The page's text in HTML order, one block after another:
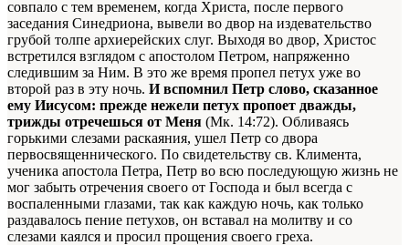
совпало с тем временем, когда Христа, после первого
заседания Синедриона, вывели во двор на издевательство
грубой толпе архиерейских слуг. Выходя во двор, Христос
встретился взглядом с апостолом Петром, напряженно
следившим за Ним. В это же время пропел петух уже во
второй раз в эту ночь. И вспомнил Петр слово, сказанное
ему Иисусом: прежде нежели петух пропоет дважды,
трижды отречешься от Меня (Мк. 14:72). Обливаясь
горькими слезами раскаяния, ушел Петр со двора
первосвященнического. По свидетельству св. Климента,
ученика апостола Петра, Петр во всю последующую жизнь не
мог забыть отречения своего от Господа и был всегда с
воспаленными глазами, так как каждую ночь, как только
раздавалось пение петухов, он вставал на молитву и со
слезами каялся и просил прощения своего греха.